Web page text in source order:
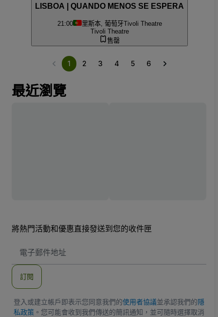
LISBOA | QUANDO MENOS SE ESPERA
21:00 里斯本, 葡萄牙Tivoli Theatre
Tivoli Theatre
售罄
1 2 3 4 5 6
最近瀏覽
將熱門活動和優惠直接發送到您的收件匣
子
地
訂閱
登入或建立帳戶即表示您同意我們的使用者協議並承認我們的隱
私政策 。您可能會收到我們傳送的簡訊通知，並可隨時選擇取消